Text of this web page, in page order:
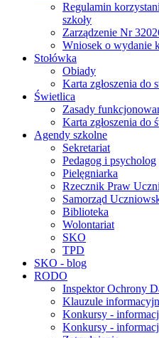
Regulamin
szkoły
Zarządzenie Nr
Wniosek o wydanie
Stołówka
Obiady
Karta zgłoszenia do
Świetlica
Zasady
Karta zgłoszenia do
Agendy szkolne
Sekretariat
Pedagog i psycholog
Pielęgniarka
Rzecznik Praw
Samorząd
Biblioteka
Wolontariat
SKO
TPD
SKO - blog
RODO
Inspektor Ochrony
Klauzule
Konkursy -
Konkursy -